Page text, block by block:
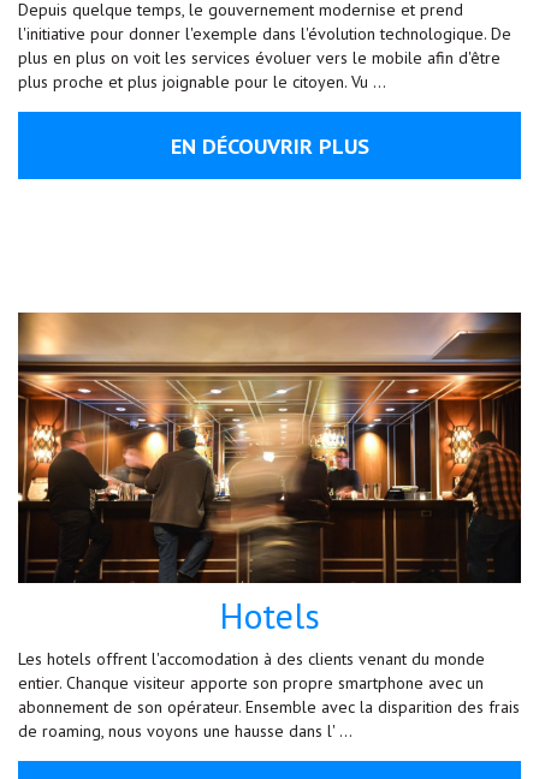
Depuis quelque temps, le gouvernement modernise et prend
l'initiative pour donner l'exemple dans l'évolution technologique. De
plus en plus on voit les services évoluer vers le mobile afin d'être
plus proche et plus joignable pour le citoyen. Vu …
EN DÉCOUVRIR PLUS
Hotels
Les hotels offrent l'accomodation à des clients venant du monde
entier. Chanque visiteur apporte son propre smartphone avec un
abonnement de son opérateur. Ensemble avec la disparition des frais
de roaming, nous voyons une hausse dans l' …